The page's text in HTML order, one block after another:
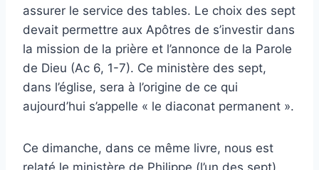
assurer le service des tables. Le choix des sept
devait permettre aux Apôtres de s’investir dans
la mission de la prière et l’annonce de la Parole
de Dieu (Ac 6, 1-7). Ce ministère des sept,
dans l’église, sera à l’origine de ce qui
aujourd’hui s’appelle « le diaconat permanent ».
Ce dimanche, dans ce même livre, nous est